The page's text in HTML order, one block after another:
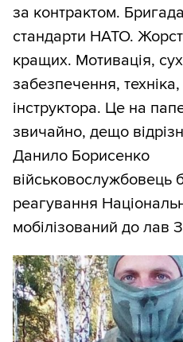
за контрактом.
стандарти НАТО.
кращих. Мотивація,
забезпечення, техніка,
інструктора. Це на
звичайно, дещо
Данило Борисенко
військовослужбовець
реагування
мобілізований до лав